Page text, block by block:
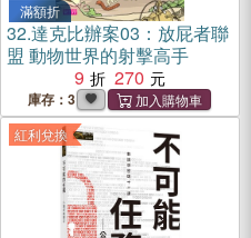
滿額折
32.達克比辦案03：放屁者聯
盟 動物世界的射擊高手
9
270
庫存：3
紅利兌換